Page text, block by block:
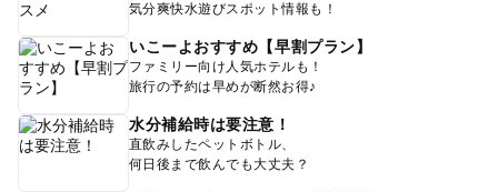
気分爽快水遊びスポット情報も！
いこーよおすすめ【早割プラン】
ファミリー向け人気ホテルも！
旅行の予約は早めが断然お得♪
水分補給時は要注意！
直飲みしたペットボトル、
何日後まで飲んでも大丈夫？